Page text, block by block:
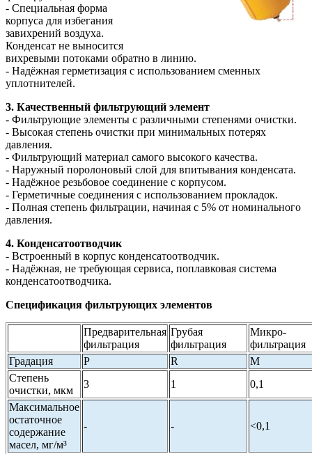
- Специальная форма
корпуса для избегания
завихрений воздуха.
Конденсат не выносится
вихревыми потоками обратно в линию.
- Надёжная герметизация с использованием сменных
уплотнителей.
3. Качественный фильтрующий элемент
- Фильтрующие элементы с различными степенями очистки.
- Высокая степень очистки при минимальных потерях
давления.
- Фильтрующий материал самого высокого качества.
- Наружный поролоновый слой для впитывания конденсата.
- Надёжное резьбовое соединение с корпусом.
- Герметичные соединения с использованием прокладок.
- Полная степень фильтрации, начиная с 5% от номинального
давления.
4. Конденсатоотводчик
- Встроенный в корпус конденсатоотводчик.
- Надёжная, не требующая сервиса, поплавковая система
конденсатоотводчика.
Спецификация фильтрующих элементов
Предварительная
фильтрация
Грубая
фильтрация
Микро-
фильтрация
Градация
P R
M
Степень
очистки, мкм
3 1
0,1
Максимальное
остаточное
содержание
масел, мг/м³
- - <0,1